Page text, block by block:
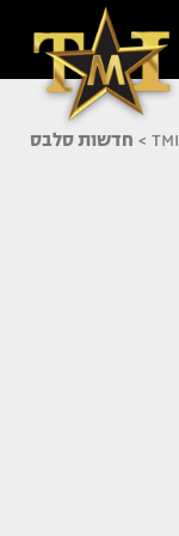
TMI
> חדשות סלבס